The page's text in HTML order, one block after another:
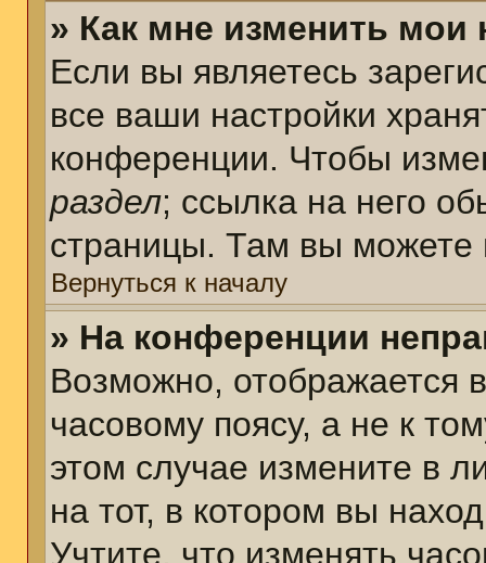
» Как мне изменить мои
Если вы являетесь
все ваши настройки
конференции. Чтобы
раздел; ссылка на него
страницы. Там вы можете
Вернуться к началу
» На конференции
Возможно, отображается
часовому поясу, а не к
этом случае измените в
на тот, в котором вы
Учтите, что изменять